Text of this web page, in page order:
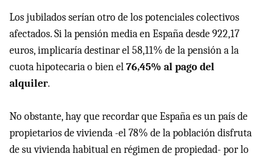
Los jubilados serían otro de los potenciales colectivos
afectados. Si la pensión media en España desde 922,17
euros, implicaría destinar el 58,11% de la pensión a la
cuota hipotecaria o bien el76,45% al pago del
alquiler.
No obstante, hay que recordar que España es un país de
propietarios de vivienda -el 78% de la población disfruta
de su vivienda habitual en régimen de propiedad- por lo